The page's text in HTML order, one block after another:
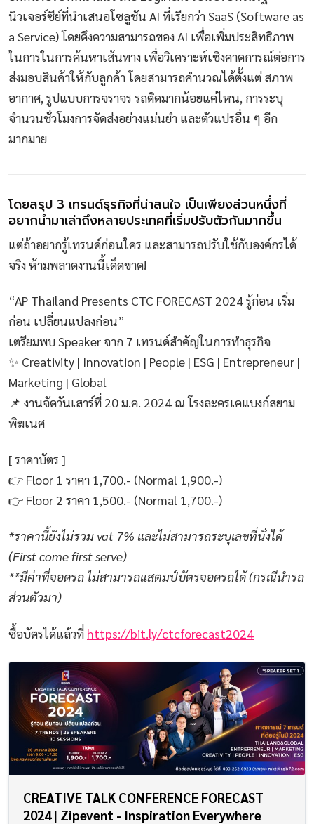
นิวเจอร์ซีย์ที่นำเสนอโซลูชัน AI ที่เรียกว่า SaaS (Software as
a Service) โดยดึงความสามารถของ AI เพื่อเพิ่มประสิทธิภาพ
ในการในการค้นหาเส้นทาง เพื่อวิเคราะห์เชิงคาดการณ์ต่อการ
ส่งมอบสินค้าให้กับลูกค้า โดยสามารถคำนวณได้ตั้งแต่ สภาพ
อากาศ, รูปแบบการจราจร รถติดมากน้อยแค่ไหน, การระบุ
จำนวนชั่วโมงการจัดส่งอย่างแม่นยำ และตัวแปรอื่น ๆ อีก
มากมาย
โดยสรุป 3 เทรนด์ธุรกิจที่น่าสนใจ เป็นเพียงส่วนหนึ่งที่
อยากนำมาเล่าถึงหลายประเทศที่เริ่มปรับตัวกันมากขึ้น
แต่ถ้าอยากรู้เทรนด์ก่อนใคร และสามารถปรับใช้กับองค์กรได้
จริง ห้ามพลาดงานนี้เด็ดขาด!
“AP Thailand Presents CTC FORECAST 2024 รู้ก่อน เริ่ม
ก่อน เปลี่ยนแปลงก่อน”
เตรียมพบ Speaker จาก 7 เทรนด์สำคัญในการทำธุรกิจ
✨ Creativity | Innovation | People | ESG | Entrepreneur |
Marketing | Global
📌 งานจัดวันเสาร์ที่ 20 ม.ค. 2024 ณ โรงละครเคแบงก์สยาม
พิฆเนศ
[ ราคาบัตร ]
👉 Floor 1 ราคา 1,700.- (Normal 1,900.-)
👉 Floor 2 ราคา 1,500.- (Normal 1,700.-)
*ราคานี้ยังไม่รวม vat 7% และไม่สามารถระบุเลขที่นั่งได้
(First come first serve)
**มีค่าที่จอดรถ ไม่สามารถแสตมป์บัตรจอดรถได้ (กรณีนำรถ
ส่วนตัวมา)
ซื้อบัตรได้แล้วที่ https://bit.ly/ctcforecast2024
CREATIVE TALK CONFERENCE FORECAST
2024 | Zipevent - Inspiration Everywhere